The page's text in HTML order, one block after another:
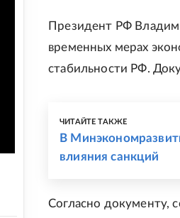
Президент РФ
временных мерах
стабильности РФ.
ЧИТАЙТЕ ТАКЖЕ
В
влияния санкций
Согласно документу,